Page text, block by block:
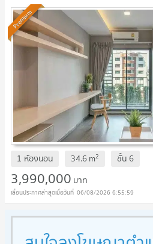
Premium
1 ห้องนอน 34.6m2 ชั้น 6
3,990,000 บาท
06/08/2026 6:55:59